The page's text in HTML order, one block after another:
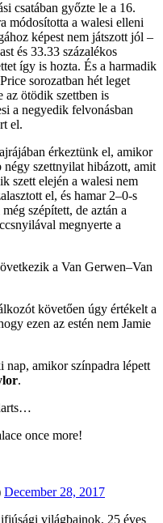
csatában győzte le a 16.
módosította a walesi elleni
képest nem játszott jól –
és 33.33 százalékos
így is hozta. És a harmadik
sorozatban hét leget
az ötödik szettben is
a negyedik felvonásban
el.
érkeztünk el, amikor
szettnyilat hibázott, amit
szett elején a walesi nem
el, és hamar 2–0-s
szépített, de aztán a
megnyerte a
a Van Gerwen–Van
követően úgy értékelt a
ezen az estén nem Jamie
nap, amikor színpadra lépett
.
once more!
December 28, 2017
világbajnok, 25 éves